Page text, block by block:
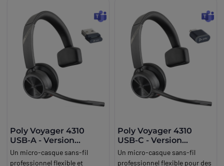
Poly Voyager 4310
USB-A - Version
Microsoft Teams
Un micro-casque sans-fil
professionnel flexible et
Poly Voyager 4310
USB-C - Version
Microsoft Teams
Un micro-casque sans-fil
professionnel flexible pour des